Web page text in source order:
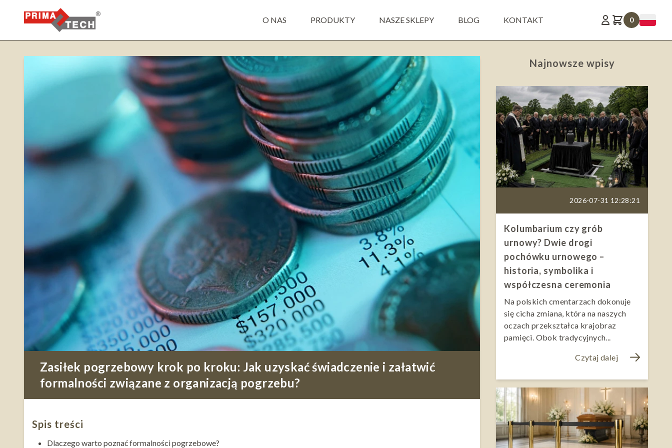
O NAS PRODUKTY NASZE SKLEPY BLOG KONTAKT 0
Zasiłek pogrzebowy krok po kroku: Jak uzyskać świadczenie i załatwić
formalności związane z organizacją pogrzebu?
Spis treści
Dlaczego warto poznać formalności pogrzebowe?
Najnowsze wpisy
2026-07-31 12:28:21
Kolumbarium czy grób
urnowy? Dwie drogi
pochówku urnowego –
historia, symbolika i
współczesna ceremonia
Na polskich cmentarzach dokonuje
się cicha zmiana, która na naszych
oczach przekształca krajobraz
pamięci. Obok tradycyjnych...
Czytaj dalej